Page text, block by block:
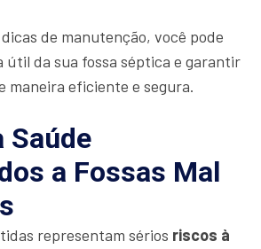
de manutenção, você pode
útil da sua fossa séptica e garantir
maneira eficiente e segura.
Saúde
a Fossas Mal
representam sérios riscos à